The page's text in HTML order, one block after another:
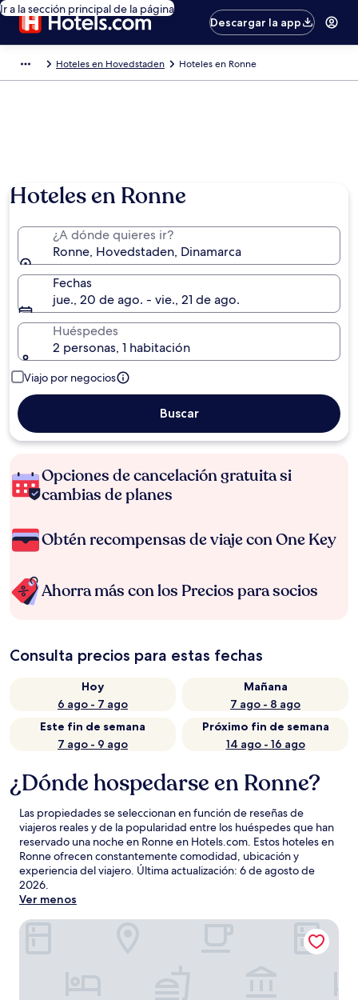
Ir a la sección principal de la página
Descargar la app
Hoteles en Hovedstaden Hoteles en Ronne
Hoteles en Ronne
¿A dónde quieres ir?
Ronne, Hovedstaden, Dinamarca
Fechas
jue., 20 de ago. - vie., 21 de ago.
Huéspedes
2 personas, 1 habitación
Viajo por negocios
Buscar
Opciones de cancelación gratuita si
cambias de planes
Obtén recompensas de viaje con One Key
Ahorra más con los Precios para socios
Consulta precios para estas fechas
Hoy
6 ago - 7 ago
Mañana
7 ago - 8 ago
Este fin de semana
7 ago - 9 ago
Próximo fin de semana
14 ago - 16 ago
¿Dónde hospedarse en Ronne?
Las propiedades se seleccionan en función de reseñas de
viajeros reales y de la popularidad entre los huéspedes que han
reservado una noche en Ronne en Hotels.com. Estos hoteles en
Ronne ofrecen constantemente comodidad, ubicación y
experiencia del viajero. Última actualización: 6 de agosto de
2026.
Ver menos
Griffen Spahotel